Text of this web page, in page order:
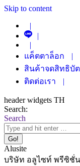
Skip to content
|
|
|
แค็ตตาล็อก
|
สินค้าจดสิทธิบั
ติดต่อเรา
|
header widgets TH
Search:
Search
Alusite
บริษัท อลูไซท์ พรีซิชั่น